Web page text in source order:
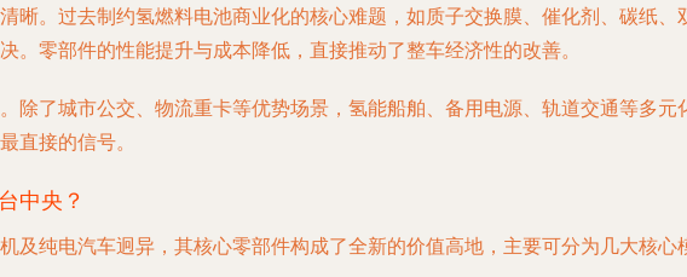
晰。过去制约氢燃料电池商业化的核心难题，如质子交换膜、催化剂、碳纸
。零部件的性能提升与成本降低，直接推动了整车经济性的改善。
除了城市公交、物流重卡等优势场景，氢能船舶、备用电源、轨道交通等多
直接的信号。
中央？
及纯电汽车迥异，其核心零部件构成了全新的价值高地，主要可分为几大核心